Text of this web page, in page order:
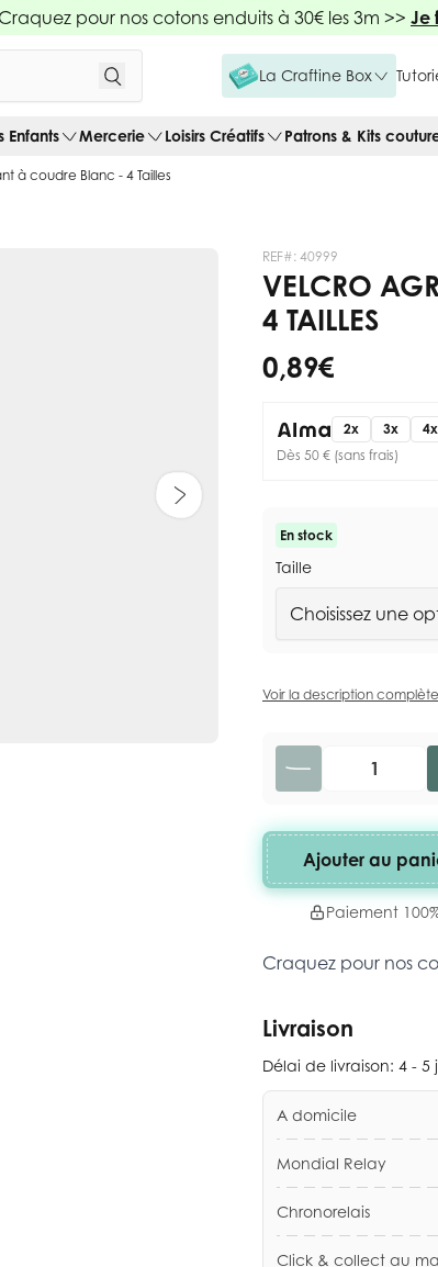
Craquez pour nos cotons enduits à 30€ les 3m >> Je
La Craftine Box
Enfants Mercerie Loisirs Créatifs Patrons & Kits
à coudre Blanc - 4 Tailles
REF#: 40999
VELCRO
4 TAILLES
0,89 €
2x 3x
4x
Dès 50 € (sans frais)
En stock
Taille
Voir la description complète
Quantité
Ajouter au
Paiement
Craquez pour nos
Livraison
Délai de livraison: 4 - 5
A domicile
Mondial Relay
Chronorelais
Click & collect au